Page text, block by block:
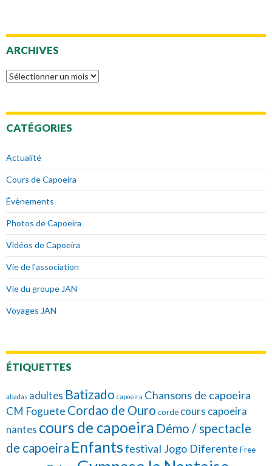
ARCHIVES
Archives
CATÉGORIES
Actualité
Cours de Capoeira
Évènements
Photos de Capoeira
Vidéos de Capoeira
Vie de l'association
Vie du groupe JAN
Voyages JAN
ÉTIQUETTES
abadas adultes Batizado capoeira Chansons de capoeira
CM Foguete Cordao de Ouro corde cours capoeira
nantes cours de capoeira Démo / spectacle
de capoeira Enfantsfestival Jogo Diferente Free